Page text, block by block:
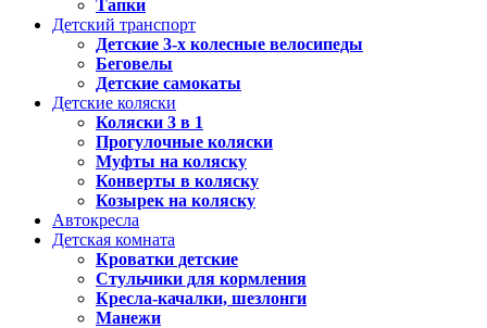
Тапки
Детский транспорт
Детские 3-х колесные велосипеды
Беговелы
Детские самокаты
Детские коляски
Коляски 3 в 1
Прогулочные коляски
Муфты на коляску
Конверты в коляску
Козырек на коляску
Автокресла
Детская комната
Кроватки детские
Стульчики для кормления
Кресла-качалки, шезлонги
Манежи